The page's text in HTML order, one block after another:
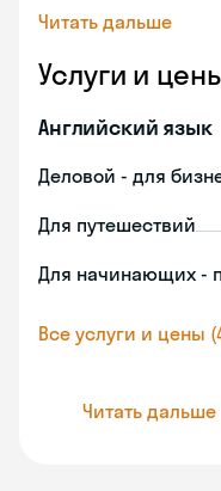
Читать дальше
Услуги и
Английский язык
Деловой - для
Для путешествий
Для начинающих -
Все услуги и цены
Читать дальше